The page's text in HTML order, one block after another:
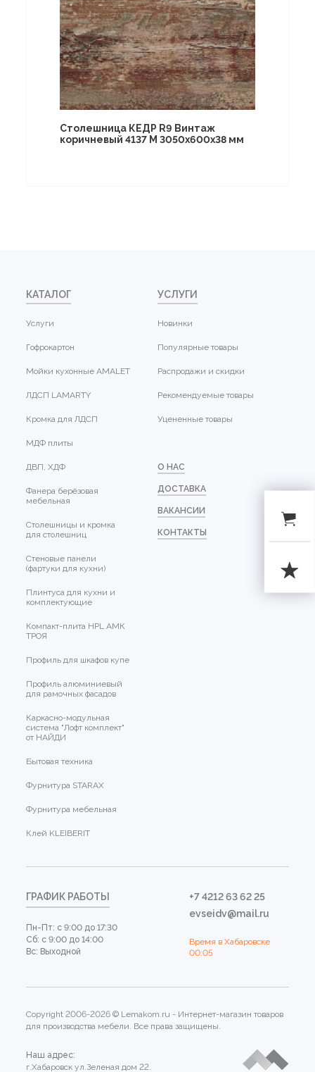
Столешница КЕДР R9 Винтаж
коричневый 4137 M 3050х600х38 мм
КАТАЛОГ
Услуги
Гофрокартон
Мойки кухонные AMALET
ЛДСП LAMARTY
Кромка для ЛДСП
МДФ плиты
ДВП, ХДФ
Фанера берёзовая
мебельная
Столешницы и кромка
для столешниц
Стеновые панели
(фартуки для кухни)
Плинтуса для кухни и
комплектующие
Компакт-плита HPL АМК
ТРОЯ
Профиль для шкафов купе
Профиль алюминиевый
для рамочных фасадов
Каркасно-модульная
система "Лофт комплект"
от НАЙДИ
Бытовая техника
Фурнитура STARAX
Фурнитура мебельная
Клей KLEIBERIT
УСЛУГИ
Новинки
Популярные товары
Распродажи и скидки
Рекомендуемые товары
Уцененные товары
О НАС
ДОСТАВКА
ВАКАНСИИ
КОНТАКТЫ
ГРАФИК РАБОТЫ
Пн-Пт: с 9:00 до 17:30
Сб: с 9:00 до 14:00
Вс: Выходной
+7 4212 63 62 25
evseidv@mail.ru
Время в Хабаровске
00:05
Copyright 2006-2026 © Lemakom.ru - Интернет-магазин товаров
для производства мебели. Все права защищены.
Наш адрес:
г.Хабаровск ул.Зеленая дом 22.